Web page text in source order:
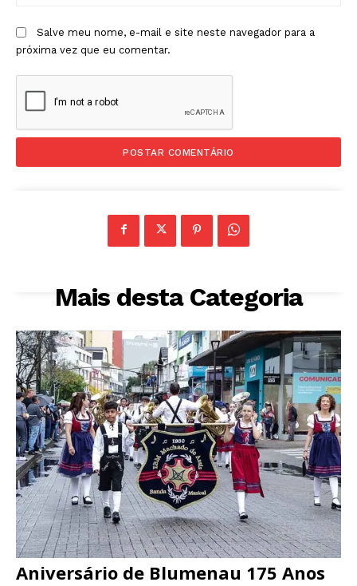
Salve meu nome, e-mail e site neste navegador para a
próxima vez que eu comentar.
Mais desta Categoria
Aniversário de Blumenau 175 Anos